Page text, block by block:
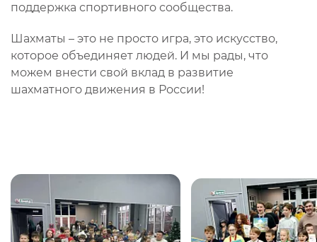
поддержка спортивного сообщества.
Шахматы – это не просто игра, это искусство,
которое объединяет людей. И мы рады, что
можем внести свой вклад в развитие
шахматного движения в России!